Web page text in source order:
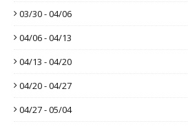
03/30 - 04/06
04/06 - 04/13
04/13 - 04/20
04/20 - 04/27
04/27 - 05/04